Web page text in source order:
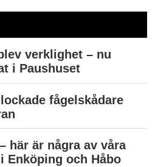
verklighet – nu
i Paushuset
fågelskådare
här är några av våra
Enköping och Håbo